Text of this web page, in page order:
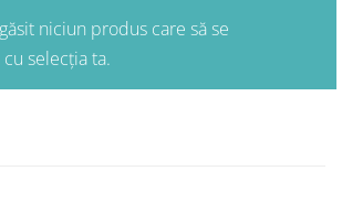
niciun produs care să se
selecția ta.